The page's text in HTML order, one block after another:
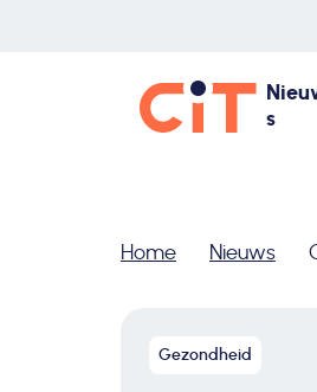
s
Home Nieuws
Gezondheid